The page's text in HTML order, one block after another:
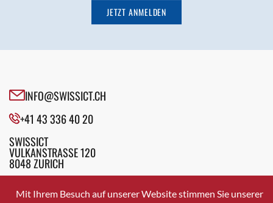
INFO@SWISSICT.CH
+41 43 336 40 20
SWISSICT
VULKANSTRASSE 120
8048 ZURICH
Mit Ihrem Besuch auf unserer Website stimmen Sie unserer